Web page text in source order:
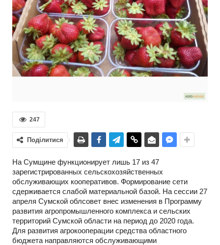
247
Поділитися
На Сумщине функционирует лишь 17 из 47
зарегистрированных сельскохозяйственных
обслуживающих кооперативов. Формирование сети
сдерживается слабой материальной базой. На сессии 27
апреля Сумской облсовет внес изменения в Программу
развития агропромышленного комплекса и сельских
территорий Сумской области на период до 2020 года.
Для развития агрокооперации средства областного
бюджета направляются обслуживающими